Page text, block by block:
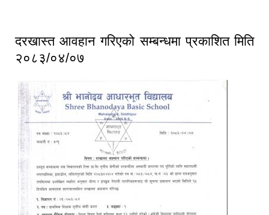
दरखास्त आवहान गरिएको सम्बन्धमा प्रकाशित मिति
२०८३/०४/०७